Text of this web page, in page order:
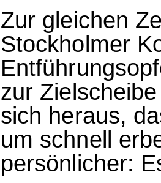
Zur gleichen
Stockholmer
zur
sich heraus,
um schnell
persönlicher: